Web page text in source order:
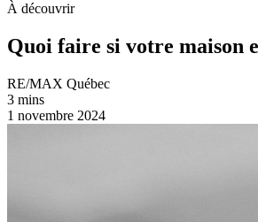
À découvrir
Quoi faire si votre maison
RE/MAX Québec
3 mins
1 novembre 2024